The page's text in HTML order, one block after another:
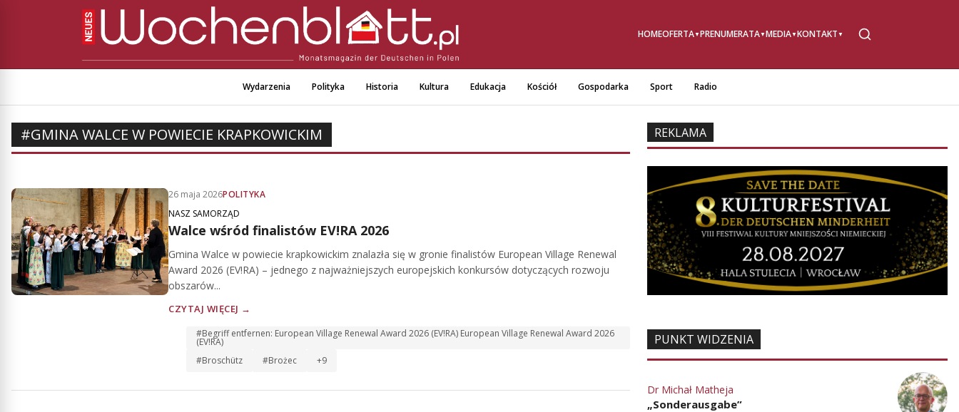
HOMEOFERTA PRENUMERATA MEDIA KONTAKT
Wydarzenia Polityka Historia Kultura Edukacja Kościół Gospodarka Sport Radio
#GMINA WALCE W POWIECIE KRAPKOWICKIM
26 maja 2026POLITYKA
NASZ SAMORZĄD
Walce wśród finalistów EV!RA 2026
Gmina Walce w powiecie krapkowickim znalazła się w gronie finalistów European Village Renewal
Award 2026 (EV!RA) – jednego z najważniejszych europejskich konkursów dotyczących rozwoju
obszarów...
CZYTAJ WIĘCEJ →
#Begriff entfernen: European Village Renewal Award 2026 (EV!RA) European Village Renewal Award 2026
(EV!RA)
#Broschütz
#Brożec +9
REKLAMA
PUNKT WIDZENIA
Dr Michał Matheja
„Sonderausgabe”